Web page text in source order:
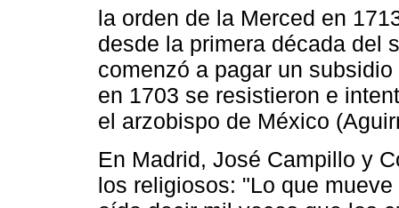
la orden de la Merced en
desde la primera década del
comenzó a pagar un
en 1703 se resistieron e
el arzobispo de México
En Madrid, José Campillo y
los religiosos: "Lo que